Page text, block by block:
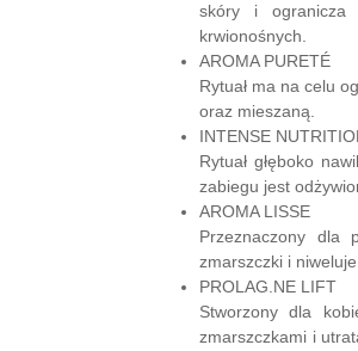
skóry i ogranicza
krwionośnych.
AROMA PURETÉ
Rytuał ma na celu
oraz mieszaną.
INTENSE
Rytuał głęboko
zabiegu jest
AROMA LISSE
Przeznaczony dla
zmarszczki i
PROLAG.NE LIFT
Stworzony dla
zmarszczkami i